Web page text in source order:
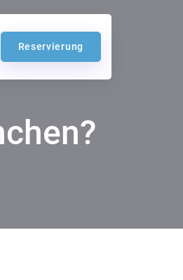
Reservierung